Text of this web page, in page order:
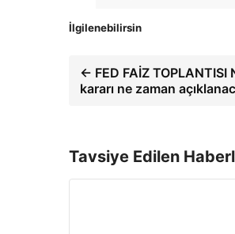
İlgilenebilirsin
← FED FAİZ TOPLANTISI
kararı ne zaman
Tavsiye Edilen